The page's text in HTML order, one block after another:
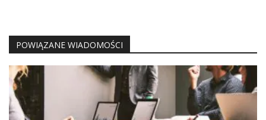
POWIĄZANE WIADOMOŚCI